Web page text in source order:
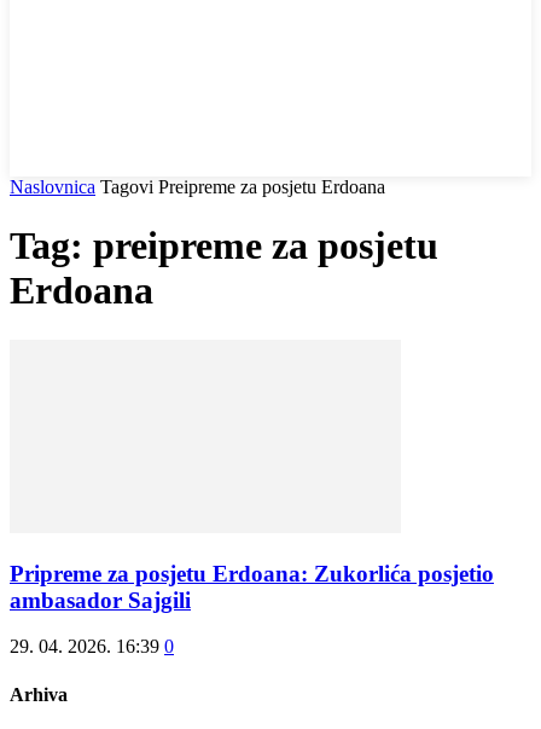
Naslovnica Tagovi Preipreme za posjetu Erdoana
Tag: preipreme za posjetu
Erdoana
Pripreme za posjetu Erdoana: Zukorlića posjetio
ambasador Sajgili
29. 04. 2026. 16:39 0
Arhiva